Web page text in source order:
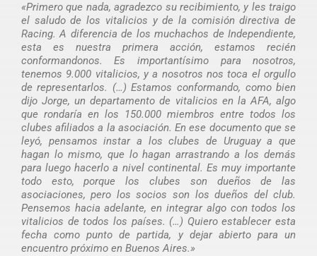
«Primero que nada, agradezco su recibimiento, y les traigo
el saludo de los vitalicios y de la comisión directiva de
Racing. A diferencia de los muchachos de Independiente,
esta es nuestra primera acción, estamos recién
conformandonos. Es importantísimo para nosotros,
tenemos 9.000 vitalicios, y a nosotros nos toca el orgullo
de representarlos. (…) Estamos conformando, como bien
dijo Jorge, un departamento de vitalicios en la AFA, algo
que rondaría en los 150.000 miembros entre todos los
clubes afiliados a la asociación. En ese documento que se
leyó, pensamos instar a los clubes de Uruguay a que
hagan lo mismo, que lo hagan arrastrando a los demás
para luego hacerlo a nivel continental. Es muy importante
todo esto, porque los clubes son dueños de las
asociaciones, pero los socios son los dueños del club.
Pensemos hacia adelante, en integrar algo con todos los
vitalicios de todos los países. (…) Quiero establecer esta
fecha como punto de partida, y dejar abierto para un
encuentro próximo en Buenos Aires.»